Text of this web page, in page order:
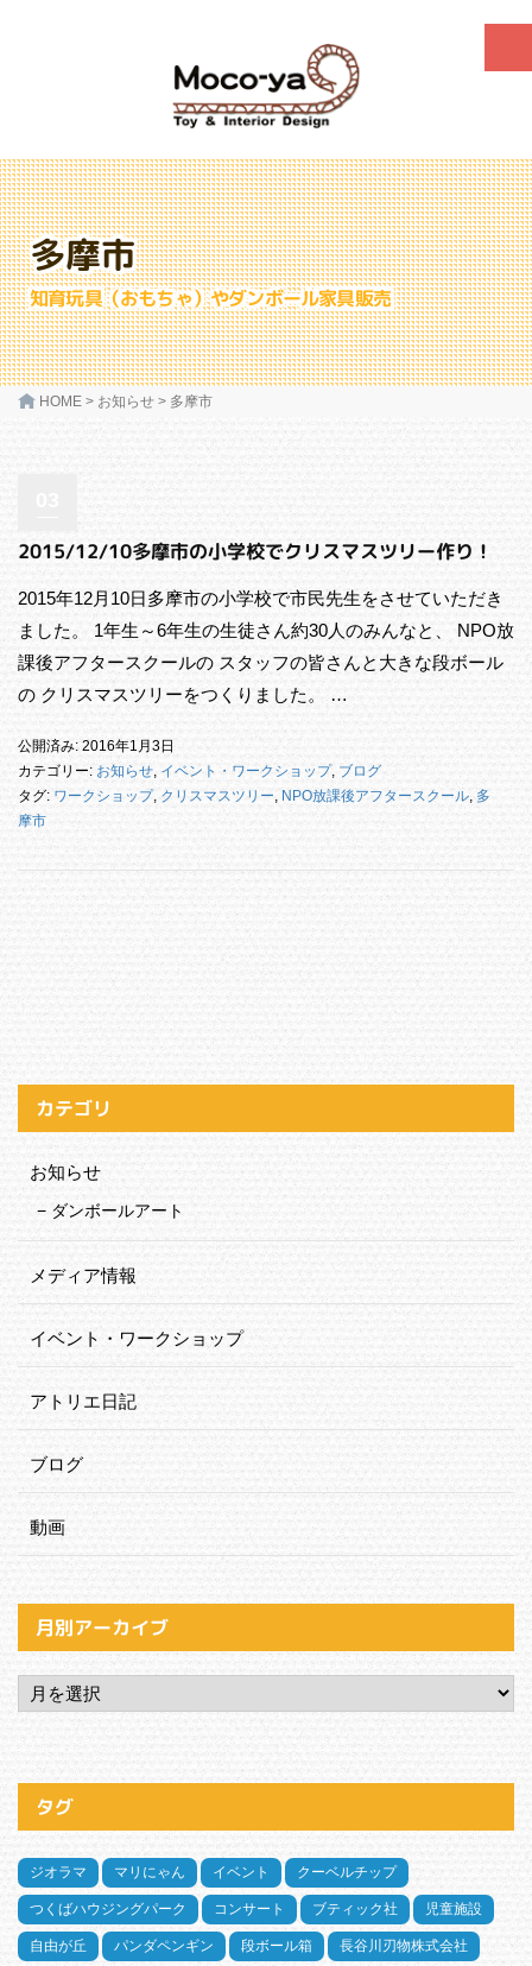
多摩市
知育玩具（おもちゃ）やダンボール家具販売
HOME > お知らせ > 多摩市
2015/12/10多摩市の小学校でクリスマスツリー作り！
2015年12月10日多摩市の小学校で市民先生をさせていただき
ました。 1年生～6年生の生徒さん約30人のみんなと、 NPO放
課後アフタースクールの スタッフの皆さんと大きな段ボール
の クリスマスツリーをつくりました。 …
公開済み: 2016年1月3日
カテゴリー: お知らせ, イベント・ワークショップ, ブログ
タグ: ワークショップ, クリスマスツリー, NPO放課後アフタースクール, 多
摩市
カテゴリ
お知らせ
ダンボールアート
メディア情報
イベント・ワークショップ
アトリエ日記
ブログ
動画
月別アーカイブ
タグ
ジオラマ マリにゃん イベント クーベルチップ
つくばハウジングパーク コンサート ブティック社 児童施設
自由が丘 パンダペンギン 段ボール箱 長谷川刃物株式会社